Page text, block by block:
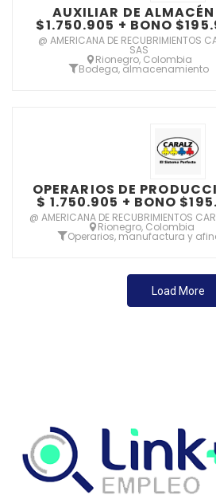
AUXILIAR DE
$1.750.905 + BONO
@ AMERICANA DE RECUBRIMIENTOS
SAS
Rionegro, Colombia
Bodega, almacenamiento
OPERARIOS DE
$ 1.750.905 + BONO
@ AMERICANA DE RECUBRIMIENTOS
Rionegro, Colombia
Operarios, manufactura y
Load More